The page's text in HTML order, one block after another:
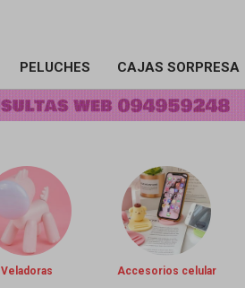
PELUCHES CAJAS SORPRESA
Veladoras Accesorios celular